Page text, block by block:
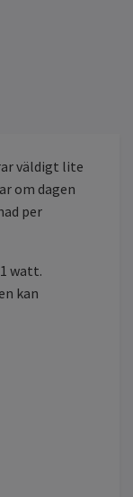
väldigt lite
om dagen
per
watt.
kan